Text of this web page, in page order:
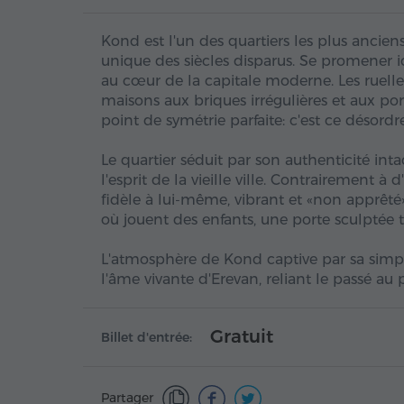
Kond est l'un des quartiers les plus
unique des siècles disparus. Se
au cœur de la capitale moderne. Les
maisons aux briques irrégulières et aux
point de symétrie parfaite: c'est ce
Le quartier séduit par son authenticité
l'esprit de la vieille ville. Contrairement à
fidèle à lui-même, vibrant et «non
où jouent des enfants, une porte
L'atmosphère de Kond captive par sa
l'âme vivante d'Erevan, reliant le passé au
Billet d'entrée: Gratuit
Partager